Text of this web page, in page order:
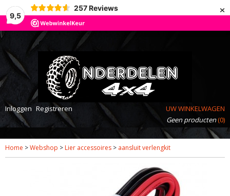
9,5
257 Reviews ×
Inloggen Registreren
UW WINKELWAGEN
Geen producten(0)
Home >Webshop > Lier accessoires > aansluit verlengkit